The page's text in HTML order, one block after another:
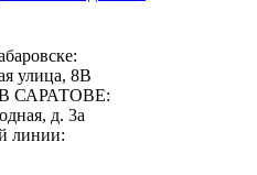
улица, 8В
САРАТОВЕ:
д. 3а
линии: